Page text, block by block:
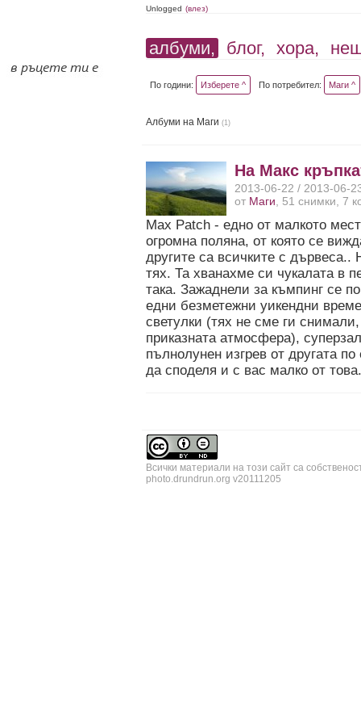
Unlogged (влез)
албуми, блог, хора,
По години: Изберете ^ По потребител: Маги ^
Албуми на Маги(1)
На Макс
2013-06-22 / 2013-06-
от Маги , 51 снимки, 7
Max Patch - едно от малкото
огромна поляна, от която се
другите са всичките с
тях. Та хванахме си чукалата в
така. Зажаднели за къмпинг се
едни безметежни уикендни
светулки (тях не сме ги
приказната атмосфера),
пълнолунен изгрев от другата
да споделя и с вас малко от
Всички материали на този сайт са
photo.drundrun.org v20111205